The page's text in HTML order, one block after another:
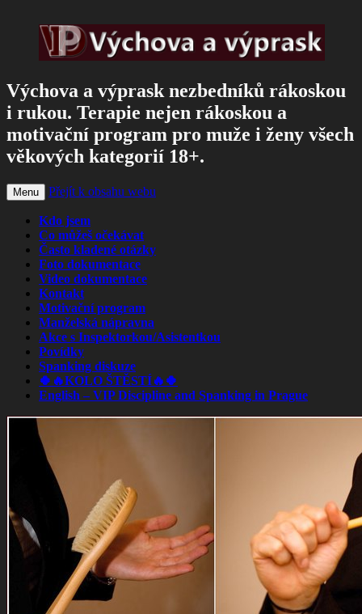
Výchova a výprask nezbedníků rákoskou
i rukou. Terapie nejen rákoskou a
motivační program pro muže i ženy všech
věkových kategorií 18+.
Menu Přejít k obsahu webu
Kdo jsem
Co můžeš očekávat
Často kladené otázky
Foto dokumentace
Video dokumentace
Kontakt
Motivační program
Manželská nápravna
Akce s Inspektorkou/Asistentkou
Povídky
Spanking diskuze
🍀🔥KOLO ŠTĚSTÍ🔥🍀
English – VIP Discipline and Spanking in Prague